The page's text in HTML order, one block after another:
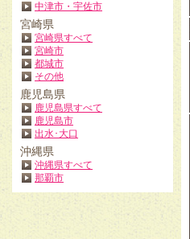
中津市・宇佐市
宮崎県
宮崎県すべて
宮崎市
都城市
その他
鹿児島県
鹿児島県すべて
鹿児島市
出水･大口
沖縄県
沖縄県すべて
那覇市